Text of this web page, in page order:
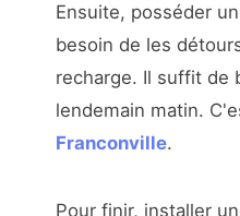
Ensuite, posséder
besoin de les
recharge. Il suffit de
lendemain matin.
Franconville.
Pour finir, installer